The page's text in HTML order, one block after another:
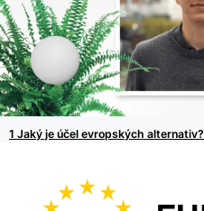
Jaký je účel evropských alternativ?